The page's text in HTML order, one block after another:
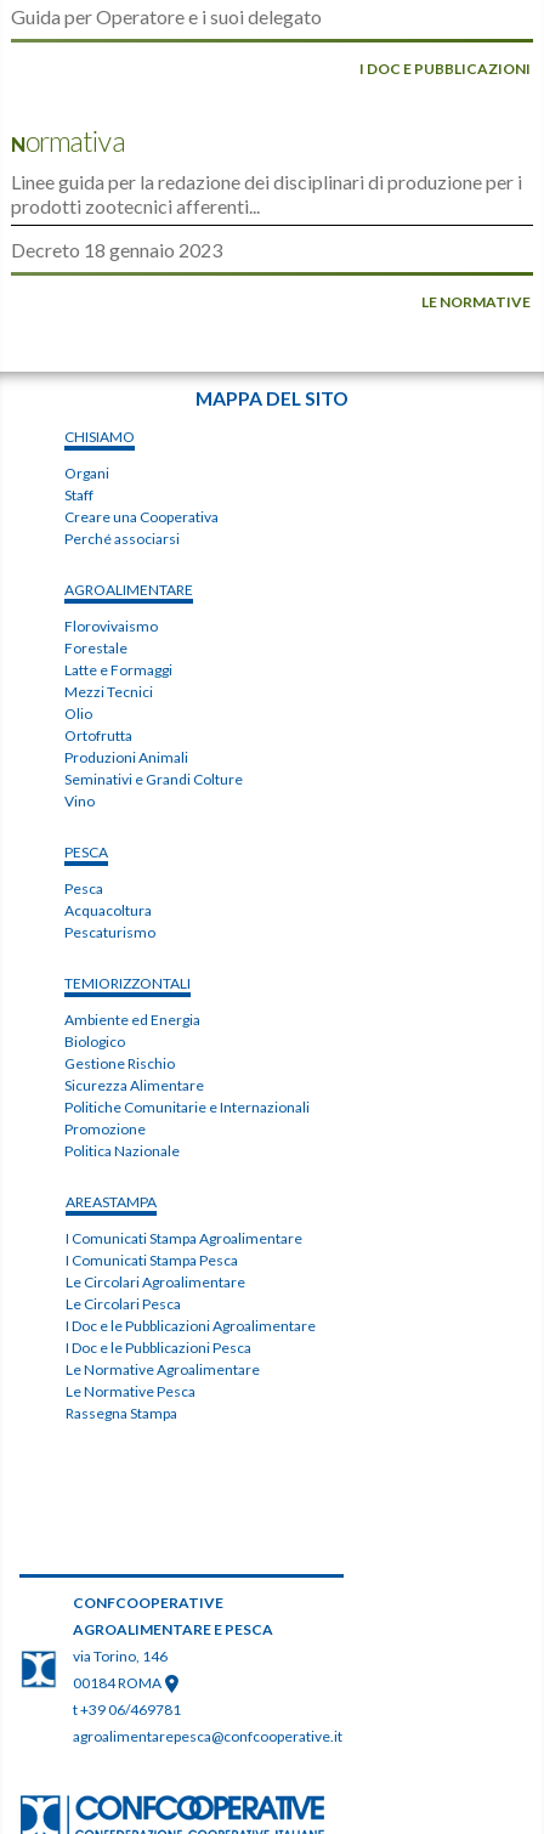
Guida per Operatore e i suoi delegato
I DOC E PUBBLICAZIONI
Normativa
Linee guida per la redazione dei disciplinari di produzione per i
prodotti zootecnici afferenti...
Decreto 18 gennaio 2023
LE NORMATIVE
CONFCOOPERATIVE
AGROALIMENTARE E PESCA
via Torino, 146
00184 ROMA
t +39 06/469781
agroalimentarepesca@confcooperative.it
MAPPA DEL SITO
CHISIAMO
Organi
Staff
Creare una Cooperativa
Perché associarsi
AGROALIMENTARE
Florovivaismo
Forestale
Latte e Formaggi
Mezzi Tecnici
Olio
Ortofrutta
Produzioni Animali
Seminativi e Grandi Colture
Vino
PESCA
Pesca
Acquacoltura
Pescaturismo
TEMIORIZZONTALI
Ambiente ed Energia
Biologico
Gestione Rischio
Sicurezza Alimentare
Politiche Comunitarie e Internazionali
Promozione
Politica Nazionale
AREASTAMPA
I Comunicati Stampa Agroalimentare
I Comunicati Stampa Pesca
Le Circolari Agroalimentare
Le Circolari Pesca
I Doc e le Pubblicazioni Agroalimentare
I Doc e le Pubblicazioni Pesca
Le Normative Agroalimentare
Le Normative Pesca
Rassegna Stampa